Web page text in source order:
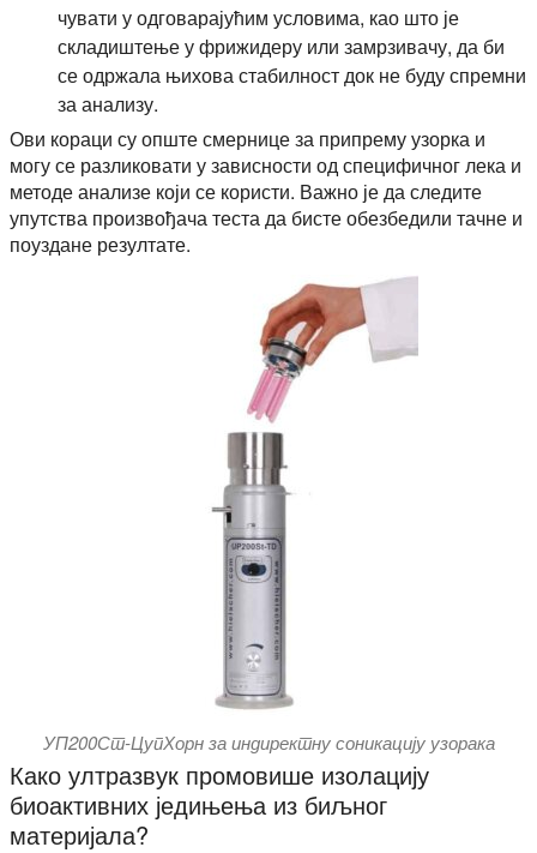
чувати у одговарајућим условима, као што је
складиштење у фрижидеру или замрзивачу, да би
се одржала њихова стабилност док не буду спремни
за анализу.
Ови кораци су опште смернице за припрему узорка и
могу се разликовати у зависности од специфичног лека и
методе анализе који се користи. Важно је да следите
упутства произвођача теста да бисте обезбедили тачне и
поуздане резултате.
УП200Ст-ЦупХорн за индиректну соникацију узорака
Како ултразвук промовише изолацију
биоактивних једињења из биљног
материјала?